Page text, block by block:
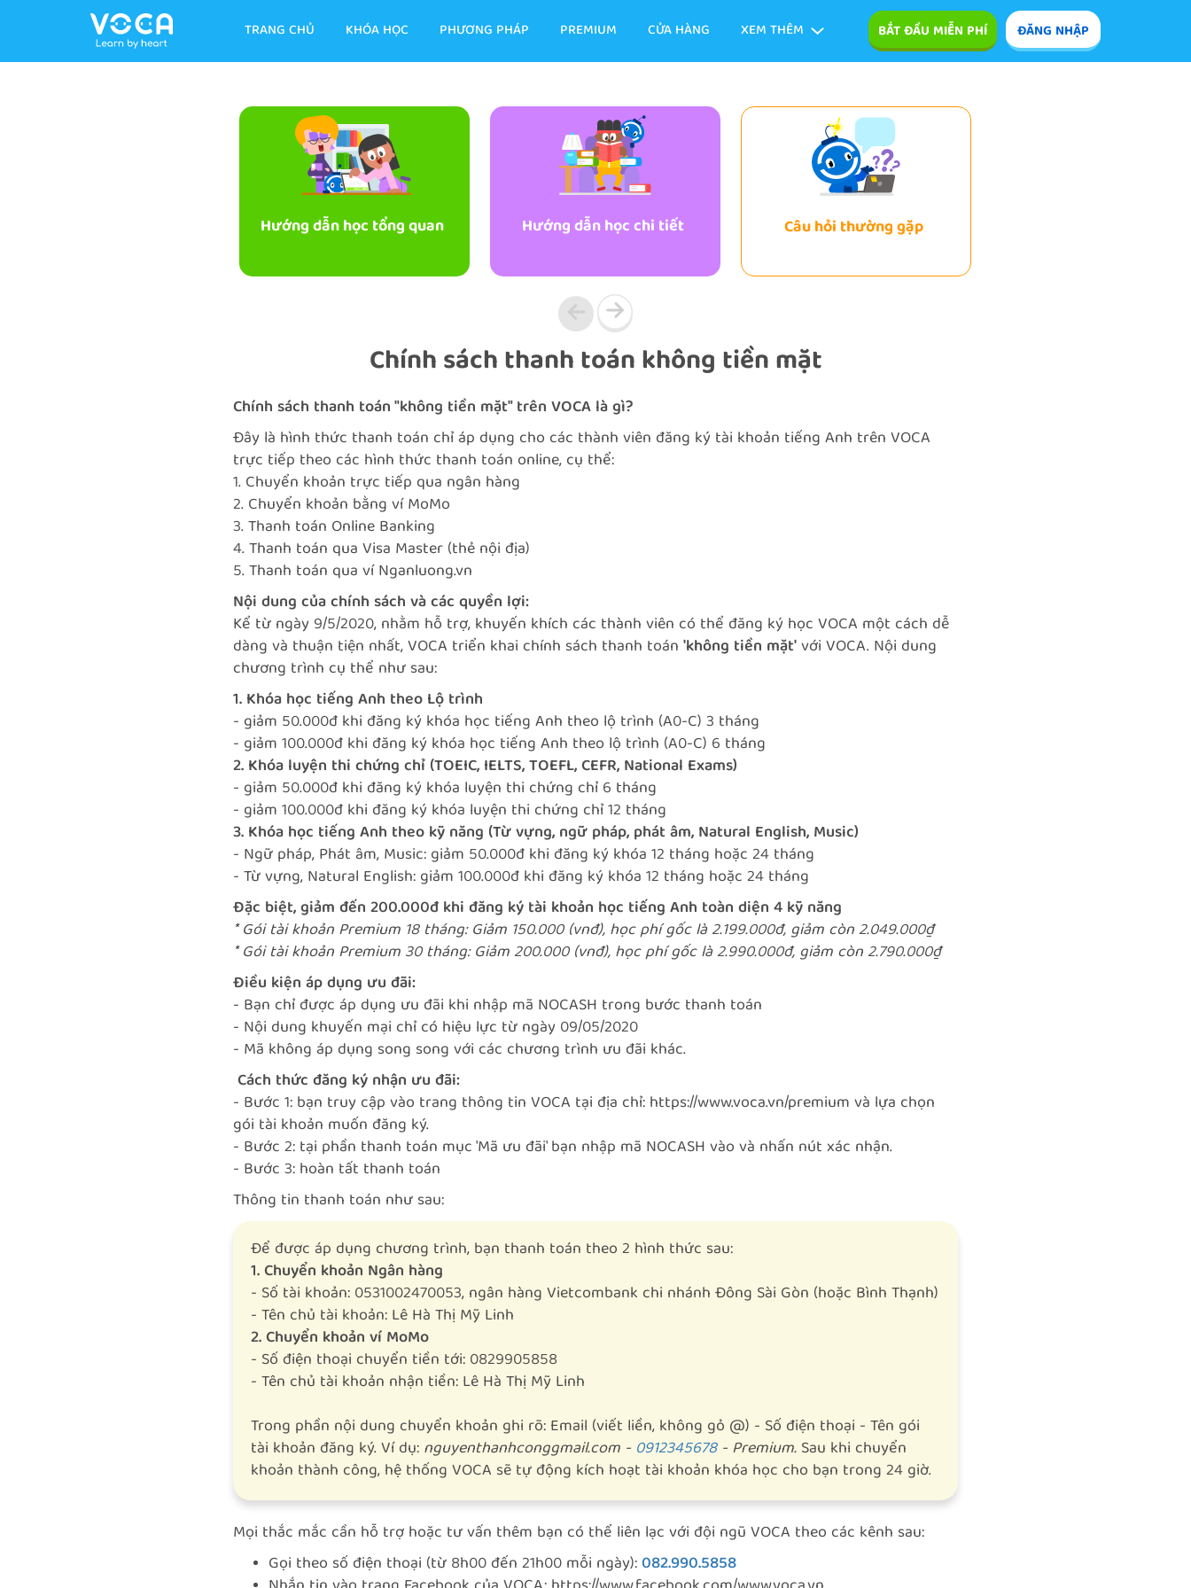
ĐĂNG NHẬP
BẮT ĐẦU MIỄN PHÍ
XEM THÊM
CỬA HÀNG
PREMIUM
PHƯƠNG PHÁP
KHÓA HỌC
TRANG CHỦ
Câu hỏi thường gặp
Hướng dẫn học chi tiết
Hướng dẫn học tổng quan
Chính sách thanh toán không tiền mặt
Chính sách thanh toán "không tiền mặt" trên VOCA là gì?
Đây là hình thức thanh toán chỉ áp dụng cho các thành viên đăng ký tài khoản tiếng Anh trên VOCA
trực tiếp theo các hình thức thanh toán online, cụ thể:
1. Chuyển khoản trực tiếp qua ngân hàng
2. Chuyển khoản bằng ví MoMo
3. Thanh toán Online Banking
4. Thanh toán qua Visa Master (thẻ nội địa)
5. Thanh toán qua ví Nganluong.vn
Nội dung của chính sách và các quyền lợi:
Kể từ ngày 9/5/2020, nhằm hỗ trợ, khuyến khích các thành viên có thể đăng ký học VOCA một cách dễ
dàng và thuận tiện nhất, VOCA triển khai chính sách thanh toán'không tiền mặt'với VOCA. Nội dung
chương trình cụ thể như sau:
1. Khóa học tiếng Anh theo Lộ trình
- giảm 50.000đ khi đăng ký khóa học tiếng Anh theo lộ trình (A0-C) 3 tháng
- giảm 100.000đ khi đăng ký khóa học tiếng Anh theo lộ trình (A0-C) 6 tháng
2. Khóa luyện thi chứng chỉ (TOEIC, IELTS, TOEFL, CEFR, National Exams)
- giảm 50.000đ khi đăng ký khóa luyện thi chứng chỉ 6 tháng
- giảm 100.000đ khi đăng ký khóa luyện thi chứng chỉ 12 tháng
3. Khóa học tiếng Anh theo kỹ năng (Từ vựng, ngữ pháp, phát âm, Natural English, Music)
- Ngữ pháp, Phát âm, Music: giảm 50.000đ khi đăng ký khóa 12 tháng hoặc 24 tháng
- Từ vựng, Natural English: giảm 100.000đ khi đăng ký khóa 12 tháng hoặc 24 tháng
Đặc biệt, giảm đến 200.000đ khi đăng ký tài khoản học tiếng Anh toàn diện 4 kỹ năng
* Gói tài khoản Premium 18 tháng: Giảm 150.000 (vnđ), học phí gốc là 2.199.000đ, giảm còn 2.049.000₫
* Gói tài khoản Premium 30 tháng: Giảm 200.000 (vnđ), học phí gốc là 2.990.000đ, giảm còn 2.790.000₫
Điều kiện áp dụng ưu đãi:
- Bạn chỉ được áp dụng ưu đãi khi nhập mã NOCASH trong bước thanh toán
- Nội dung khuyến mại chỉ có hiệu lực từ ngày 09/05/2020
- Mã không áp dụng song song với các chương trình ưu đãi khác.
Cách thức đăng ký nhận ưu đãi:
- Bước 1: bạn truy cập vào trang thông tin VOCA tại địa chỉ:https://www.voca.vn/premiumvà lựa chọn
gói tài khoản muốn đăng ký.
- Bước 2: tại phần thanh toán mục 'Mã ưu đãi' bạn nhập mã NOCASH vào và nhấn nút xác nhận.
- Bước 3: hoàn tất thanh toán
Thông tin thanh toán như sau:
Để được áp dụng chương trình, bạn thanh toán theo 2 hình thức sau:
1. Chuyển khoản Ngân hàng
- Số tài khoản: 0531002470053,ngân hàng Vietcombank chi nhánh Đông Sài Gòn (hoặc Bình Thạnh)
- Tên chủ tài khoản: Lê Hà Thị Mỹ Linh
2. Chuyển khoản ví MoMo
- Số điện thoại chuyển tiền tới: 0829905858
- Tên chủ tài khoản nhận tiền: Lê Hà Thị Mỹ Linh
Trong phần nội dung chuyển khoản ghi rõ: Email (viết liền, không gỏ @) - Số điện thoại - Tên gói
tài khoản đăng ký. Ví dụ:nguyenthanhconggmail.com - 0912345678- Premium.Sau khi chuyển
khoản thành công, hệ thống VOCA sẽ tự động kích hoạt tài khoản khóa học cho bạn trong 24 giờ.
Mọi thắc mắc cần hỗ trợ hoặc tư vấn thêm bạn có thể liên lạc với đội ngũ VOCA theo các kênh sau:
Gọi theo số điện thoại (từ 8h00 đến 21h00 mỗi ngày):082.990.5858